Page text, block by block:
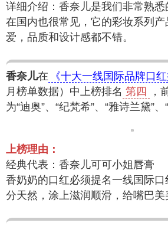
详细介绍：香奈儿是我们非常熟悉
在国内也很常见，它的彩妆系列
爱，品质和设计感都不错。
香奈儿在 《十大一线国际品牌口红
月榜单数据）中上榜排名 第四
，
为“迪奥”、“纪梵希”、“雅诗兰黛”、
上榜理由：
经典代表：香奈儿可可小姐唇膏
香奶奶的口红必须提名一线国际
分天然，涂上滋润顺滑，给嘴巴美